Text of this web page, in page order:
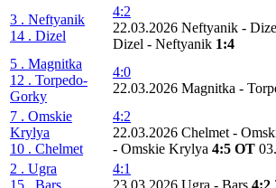
3 . Neftyanik
14 . Dizel
4:2
22.03.2026 Neftyanik -
Dizel - Neftyanik 1:4
5 . Magnitka
12 . Torpedo-
Gorky
4:0
22.03.2026 Magnitka -
7 . Omskie
Krylya
10 . Chelmet
4:2
22.03.2026 Chelmet -
- Omskie Krylya 4:5 OT
2 . Ugra
15 . Bars
4:1
23.03.2026 Ugra - Bars 4:2